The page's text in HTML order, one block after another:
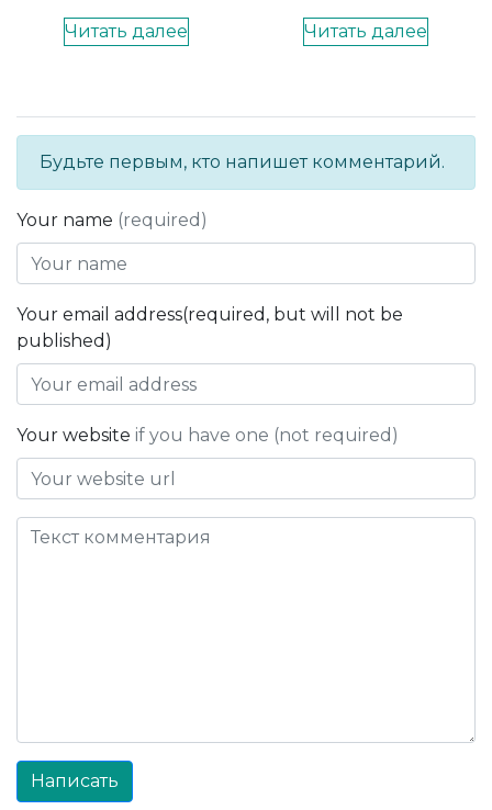
Читать далее Читать далее
Будьте первым, кто напишет комментарий.
Your name (required)
Your email address(required, but will not be
published)
Your website if you have one (not required)